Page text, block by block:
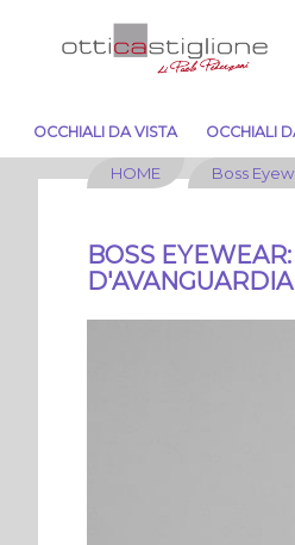
OCCHIALI DA VISTA OCCHIALI
HOME Boss
BOSS
D'AVANGUARDIA